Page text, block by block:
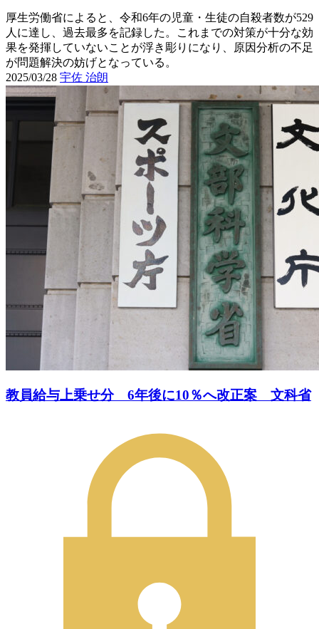
厚生労働省によると、令和6年の児童・生徒の自殺者数が529
人に達し、過去最多を記録した。これまでの対策が十分な効
果を発揮していないことが浮き彫りになり、原因分析の不足
が問題解決の妨げとなっている。
2025/03/28 宇佐 治朗
教員給与上乗せ分 6年後に10％へ改正案 文科省